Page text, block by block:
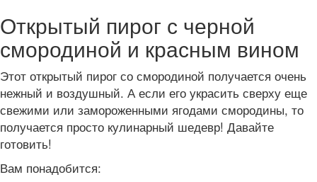
Открытый пирог с черной
смородиной и красным вином
Этот открытый пирог со смородиной получается очень
нежный и воздушный. А если его украсить сверху еще
свежими или замороженными ягодами смородины, то
получается просто кулинарный шедевр! Давайте
готовить!
Вам понадобится: